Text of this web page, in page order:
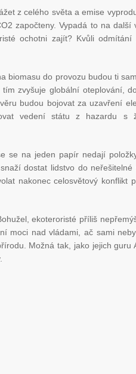
z celého světa a emise
2započteny. Vypadá to na další
ochotni zajít? Kvůli odmítání
biomasu do provozu budou ti
zvyšuje globální oteplování,
budou bojovat za uzavření
vedení státu z hazardu s
se na jeden papír nedají
dostat lidstvo do neřešitelné
nakonec celosvětový konflikt
ekoteroristé příliš
moci nad vládami, ač sami
Možná tak, jako jejich guru